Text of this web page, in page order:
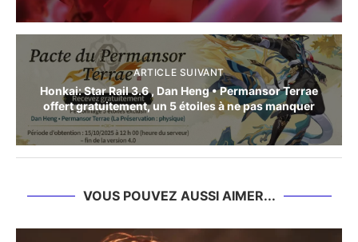
ARTICLE SUIVANT
Honkai: Star Rail 3.6 , Dan Heng • Permansor Terrae
offert gratuitement, un 5 étoiles à ne pas manquer
VOUS POUVEZ AUSSI AIMER...